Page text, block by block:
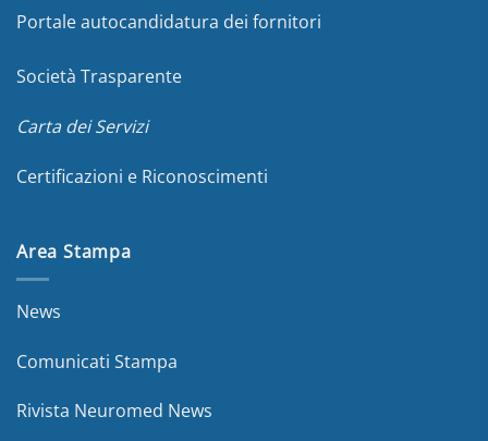
Portale autocandidatura dei fornitori
Società Trasparente
Carta dei Servizi
Certificazioni e Riconoscimenti
Area Stampa
News
Comunicati Stampa
Rivista Neuromed News